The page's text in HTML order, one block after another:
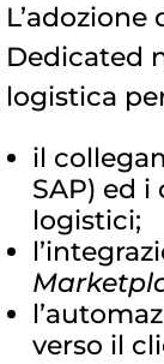
Dedicated
logistica
il
SAP) ed
logistici;
verso il